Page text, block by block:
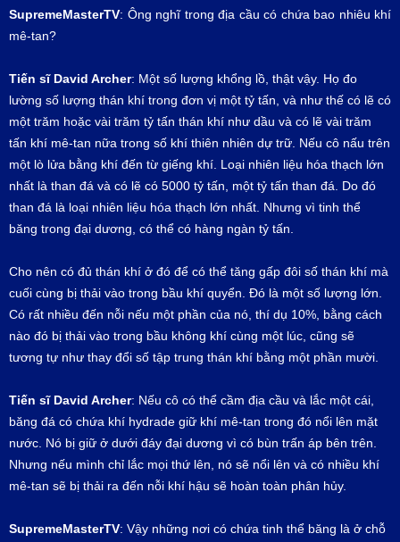
SupremeMasterTV: Ông nghĩ trong địa cầu có chứa bao nhiêu khí
mê-tan?
Tiến sĩ David Archer: Một số lượng khổng lồ, thật vậy. Họ đo
lường số lượng thán khí trong đơn vị một tỷ tấn, và như thế có lẽ có
một trăm hoặc vài trăm tỷ tấn thán khí như dầu và có lẽ vài trăm
tấn khí mê-tan nữa trong số khí thiên nhiên dự trữ. Nếu cô nấu trên
một lò lửa bằng khí đến từ giếng khí. Loại nhiên liệu hóa thạch lớn
nhất là than đá và có lẽ có 5000 tỷ tấn, một tỷ tấn than đá. Do đó
than đá là loại nhiên liệu hóa thạch lớn nhất. Nhưng vì tinh thể
băng trong đại dương, có thể có hàng ngàn tỷ tấn.
Cho nên có đủ thán khí ở đó để có thể tăng gấp đôi số thán khí mà
cuối cùng bị thải vào trong bầu khí quyển. Đó là một số lượng lớn.
Có rất nhiều đến nỗi nếu một phần của nó, thí dụ 10%, bằng cách
nào đó bị thải vào trong bầu không khí cùng một lúc, cũng sẽ
tương tự như thay đổi số tập trung thán khí bằng một phần mười.
Tiến sĩ David Archer: Nếu cô có thể cầm địa cầu và lắc một cái,
băng đá có chứa khí hydrade giữ khí mê-tan trong đó nổi lên mặt
nước. Nó bị giữ ở dưới đáy đại dương vì có bùn trấn áp bên trên.
Nhưng nếu mình chỉ lắc mọi thứ lên, nó sẽ nổi lên và có nhiều khí
mê-tan sẽ bị thải ra đến nỗi khí hậu sẽ hoàn toàn phân hủy.
SupremeMasterTV: Vậy những nơi có chứa tinh thể băng là ở chỗ